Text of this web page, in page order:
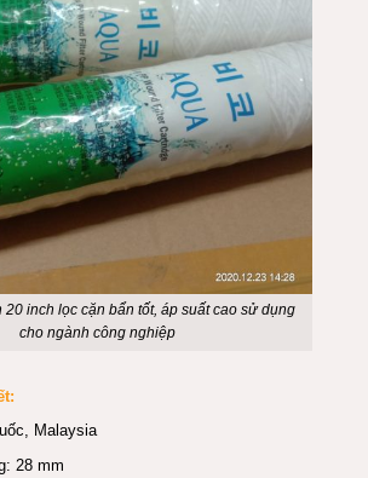
20 inch lọc cặn bẩn tốt, áp suất cao sử dụng
cho ngành công nghiệp
Malaysia
28 mm